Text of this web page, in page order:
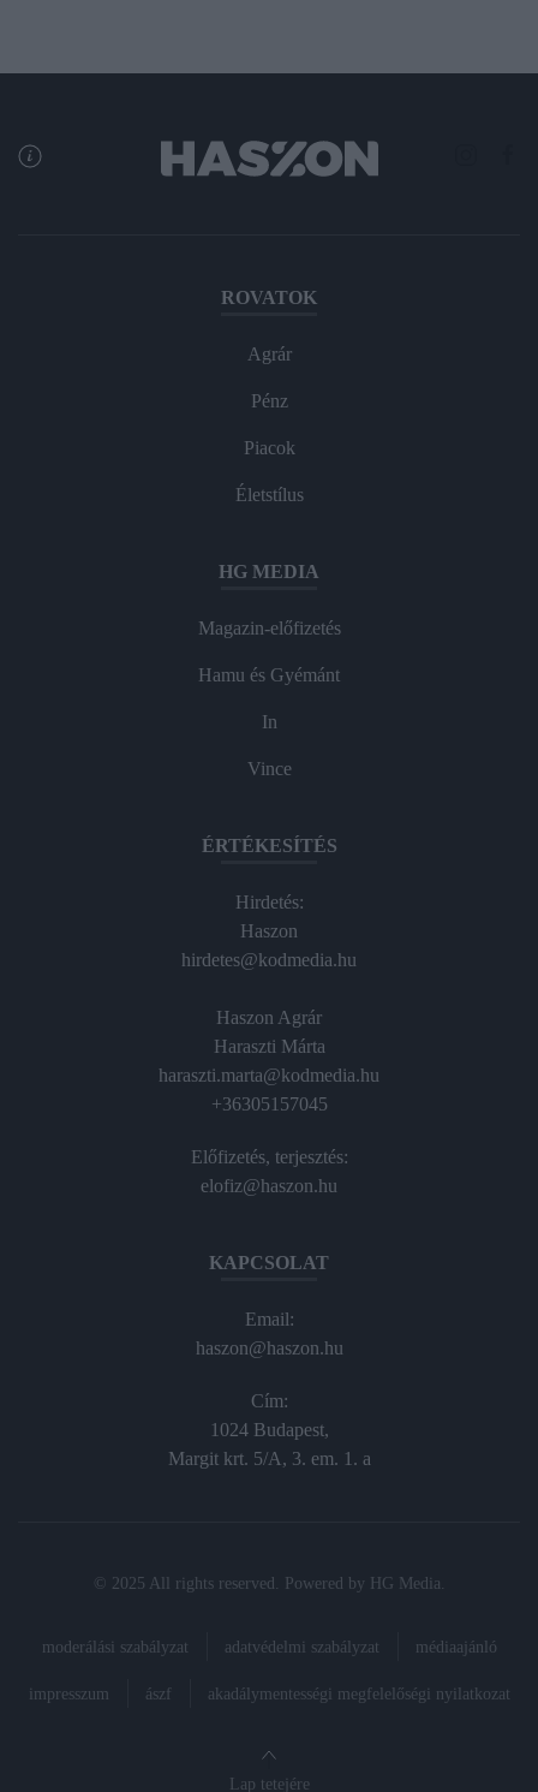
ROVATOK
Agrár
Pénz
Piacok
Életstílus
HG MEDIA
Magazin-előfizetés
Hamu és Gyémánt
In
Vince
ÉRTÉKESÍTÉS
Hirdetés:
Haszon
hirdetes@kodmedia.hu
Haszon Agrár
Haraszti Márta
haraszti.marta@kodmedia.hu
+36305157045
Előfizetés, terjesztés:
elofiz@haszon.hu
KAPCSOLAT
Email:
haszon@haszon.hu
Cím:
1024 Budapest,
Margit krt. 5/A, 3. em. 1. a
© 2025 All rights reserved. Powered by HG Media
moderálási szabályzat adatvédelmi szabályzat médiaajánló
impresszum ászf akadálymentességi megfelelőségi nyilatkozat
Lap tetejére